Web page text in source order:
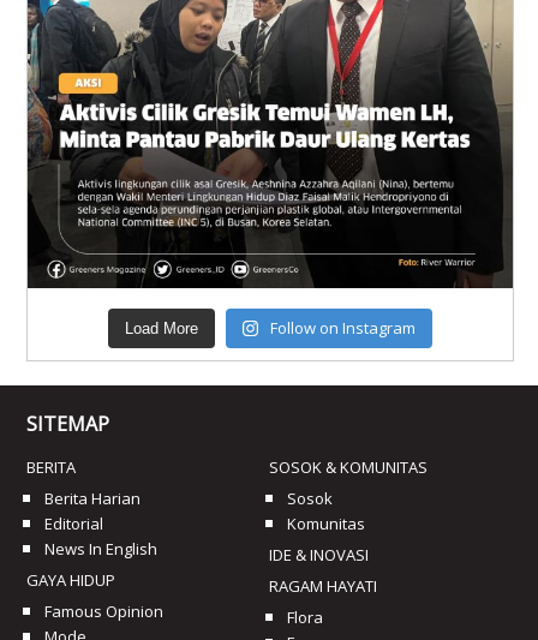
Load More Follow on Instagram
SITEMAP
BERITA
Berita Harian
Editorial
News In English
GAYA HIDUP
Famous Opinion
SOSOK & KOMUNITAS
Sosok
Komunitas
IDE & INOVASI
RAGAM HAYATI
Flora